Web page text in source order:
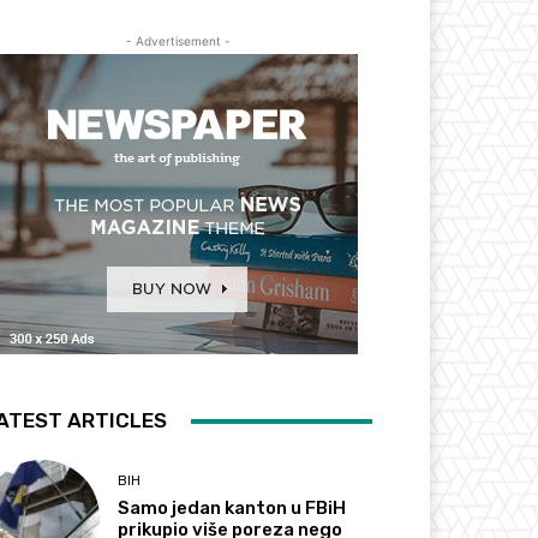
- Advertisement -
ARTICLES
BIH
Samo jedan kanton u FBiH
prikupio više poreza nego